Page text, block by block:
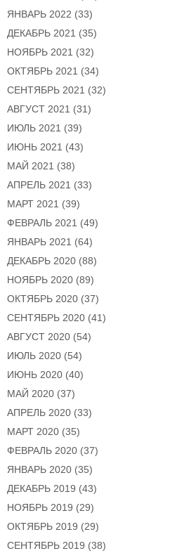
ЯНВАРЬ 2022 (33)
ДЕКАБРЬ 2021 (35)
НОЯБРЬ 2021 (32)
ОКТЯБРЬ 2021 (34)
СЕНТЯБРЬ 2021 (32)
АВГУСТ 2021 (31)
ИЮЛЬ 2021 (39)
ИЮНЬ 2021 (43)
МАЙ 2021 (38)
АПРЕЛЬ 2021 (33)
МАРТ 2021 (39)
ФЕВРАЛЬ 2021 (49)
ЯНВАРЬ 2021 (64)
ДЕКАБРЬ 2020 (88)
НОЯБРЬ 2020 (89)
ОКТЯБРЬ 2020 (37)
СЕНТЯБРЬ 2020 (41)
АВГУСТ 2020 (54)
ИЮЛЬ 2020 (54)
ИЮНЬ 2020 (40)
МАЙ 2020 (37)
АПРЕЛЬ 2020 (33)
МАРТ 2020 (35)
ФЕВРАЛЬ 2020 (37)
ЯНВАРЬ 2020 (35)
ДЕКАБРЬ 2019 (43)
НОЯБРЬ 2019 (29)
ОКТЯБРЬ 2019 (29)
СЕНТЯБРЬ 2019 (38)